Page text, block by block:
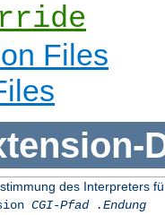
Files
-
des Interpreters
CGI-Pfad
.Endung